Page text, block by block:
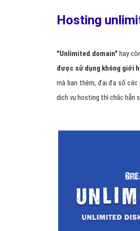
Hosting
"Unlimited domain"hay
được sử dụng không giới
mà bạn thêm, đại đa số các
dịch vụ hosting thì chắc hẳn